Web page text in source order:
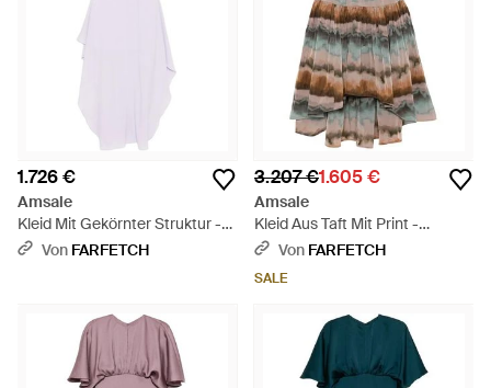
1.726 €
Amsale
Kleid Mit Gekörnter Struktur -
WeißVon FARFETCH
3.207 €1.605 €
Amsale
Kleid Aus Taft Mit Print -
Mehrfarbig
Von FARFETCH
SALE